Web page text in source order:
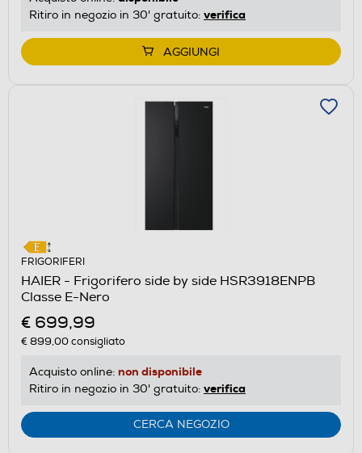
Ritiro in negozio in 30' gratuito: verifica
AGGIUNGI
FRIGORIFERI
HAIER - Frigorifero side by side HSR3918ENPB
Classe E-Nero
€ 699,99
€ 899,00consigliato
Acquisto online: non disponibile
Ritiro in negozio in 30' gratuito: verifica
CERCA NEGOZIO